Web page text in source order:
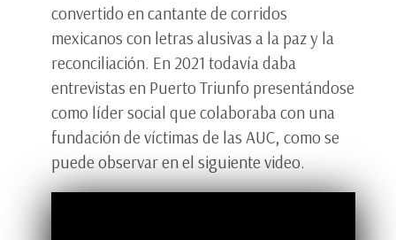
convertido en cantante de corridos
mexicanos con letras alusivas a la paz y la
reconciliación. En 2021 todavía daba
entrevistas en Puerto Triunfo presentándose
como líder social que colaboraba con una
fundación de víctimas de las AUC, como se
puede observar en el siguiente video.